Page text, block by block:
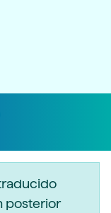
posterior